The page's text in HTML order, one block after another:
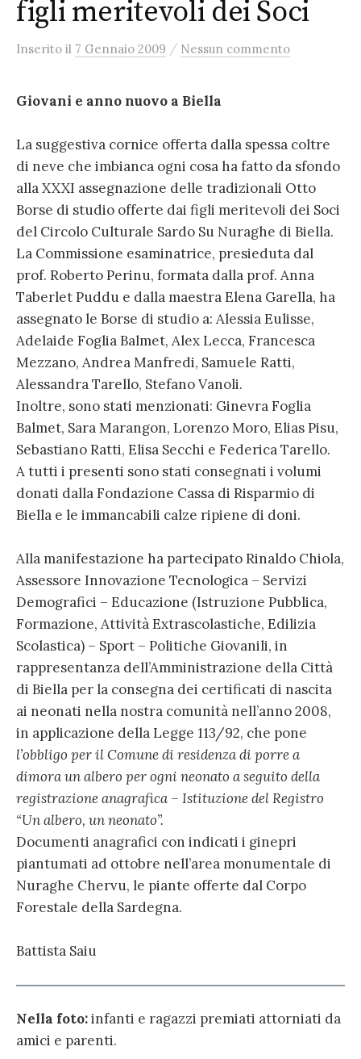
figli meritevoli dei Soci
Inserito il 7 Gennaio 2009 / Nessun commento
Giovani e anno nuovo a Biella
La suggestiva cornice offerta dalla spessa coltre
di neve che imbianca ogni cosa ha fatto da sfondo
alla XXXI assegnazione delle tradizionali Otto
Borse di studio offerte dai figli meritevoli dei Soci
del Circolo Culturale Sardo Su Nuraghe di Biella.
La Commissione esaminatrice, presieduta dal
prof. Roberto Perinu, formata dalla prof. Anna
Taberlet Puddu e dalla maestra Elena Garella, ha
assegnato le Borse di studio a: Alessia Eulisse,
Adelaide Foglia Balmet, Alex Lecca, Francesca
Mezzano, Andrea Manfredi, Samuele Ratti,
Alessandra Tarello, Stefano Vanoli.
Inoltre, sono stati menzionati: Ginevra Foglia
Balmet, Sara Marangon, Lorenzo Moro, Elias Pisu,
Sebastiano Ratti, Elisa Secchi e Federica Tarello.
A tutti i presenti sono stati consegnati i volumi
donati dalla Fondazione Cassa di Risparmio di
Biella e le immancabili calze ripiene di doni.
Alla manifestazione ha partecipato Rinaldo Chiola,
Assessore Innovazione Tecnologica – Servizi
Demografici – Educazione (Istruzione Pubblica,
Formazione, Attività Extrascolastiche, Edilizia
Scolastica) – Sport – Politiche Giovanili, in
rappresentanza dell’Amministrazione della Città
di Biella per la consegna dei certificati di nascita
ai neonati nella nostra comunità nell’anno 2008,
in applicazione della Legge 113/92, che pone
l’obbligo per il Comune di residenza di porre a
dimora un albero per ogni neonato a seguito della
registrazione anagrafica – Istituzione del Registro
“Un albero, un neonato”.
Documenti anagrafici con indicati i ginepri
piantumati ad ottobre nell’area monumentale di
Nuraghe Chervu, le piante offerte dal Corpo
Forestale della Sardegna.
Battista Saiu
Nella foto:infanti e ragazzi premiati attorniati da
amici e parenti.